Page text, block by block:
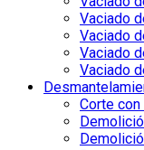
Vaciado
Vaciado
Vaciado
Vaciado
Corte